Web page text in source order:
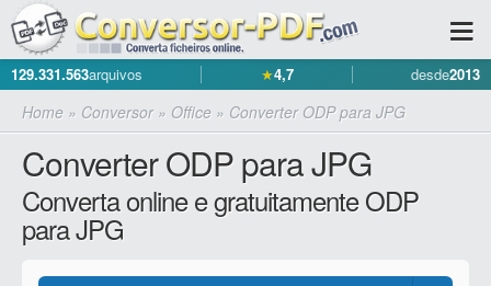
129.331.563arquivos ★4,7 desde2013
Home » Conversor» Office » Converter ODP para JPG
Converter ODP para JPG
Converta online e gratuitamente ODP
para JPG